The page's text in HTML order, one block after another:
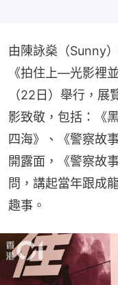
由陳詠燊（Sunny
《拍住上—光影裡
（22日）舉行，展
影致敬，包括：《
四海》、《警察故
開露面，《警察故
問，講起當年跟成
趣事。